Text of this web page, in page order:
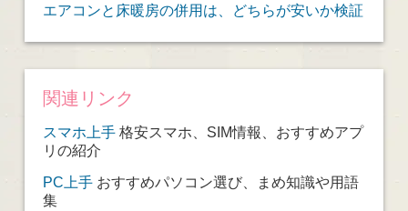
エアコンと床暖房の併用は、どちらが安いか検証
関連リンク
スマホ上手格安スマホ、SIM情報、おすすめアプ
リの紹介
PC上手おすすめパソコン選び、まめ知識や用語
集